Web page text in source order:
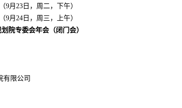
9月23日，周二，下午）
9月24日，周三，上午）
院专委会年会 （闭门会）
有限公司